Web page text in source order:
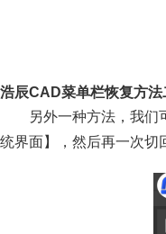
浩辰CAD菜单栏恢复方法
另外一种方法，我们
统界面】，然后再一次切